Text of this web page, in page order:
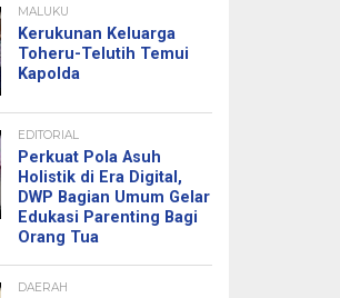
MALUKU
Kerukunan Keluarga
Toheru-Telutih Temui
Kapolda
EDITORIAL
Perkuat Pola Asuh
Holistik di Era Digital,
DWP Bagian Umum Gelar
Edukasi Parenting Bagi
Orang Tua
DAERAH